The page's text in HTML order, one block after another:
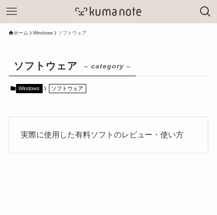
ホーム Windows ソフトウェア
ソフトウェア – category –
Windows ソフトウェア
実際に使用した有料ソフトのレビュー・使い方